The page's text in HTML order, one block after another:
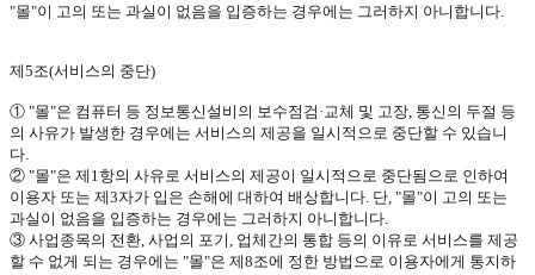
"몰"이 고의 또는 과실이 없음을 입증하는 경우에는 그러하지 아니합니다
제5조(서비스의 중단)
① "몰"은 컴퓨터 등 정보통신설비의 보수점검·교체 및 고장 통신의 두절 등
의 사유가 발생한 경우에는 서비스의 제공을 일시적으로 중단할 수 있습니
다
② "몰"은 제 1 항의 사유로 서비스의 제공이 일시적으로 중단됨으로 인하여
이용자 또는 제3자가 입은 손해에 대하여 배상합니다 단 , "몰"이 고의 또는
과실이 없음을 입증하는 경우에는 그러하지 아니합니다
③ 사업종목의 전환 사업의 포기 업체간의 통합 등의 이유로 서비스를 제공
할 수 없게 되는 경우에는 "몰"은 제8조에 정한 방법으로 이용자에게 통지하